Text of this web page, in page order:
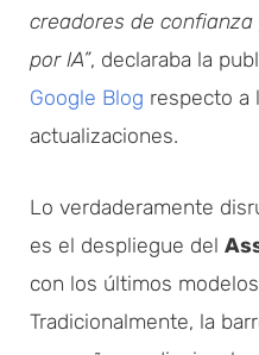
creadores de
por IA”, declaraba la
Google Blog respecto a
actualizaciones.
Lo verdaderamente
es el despliegue del
con los últimos
Tradicionalmente, la